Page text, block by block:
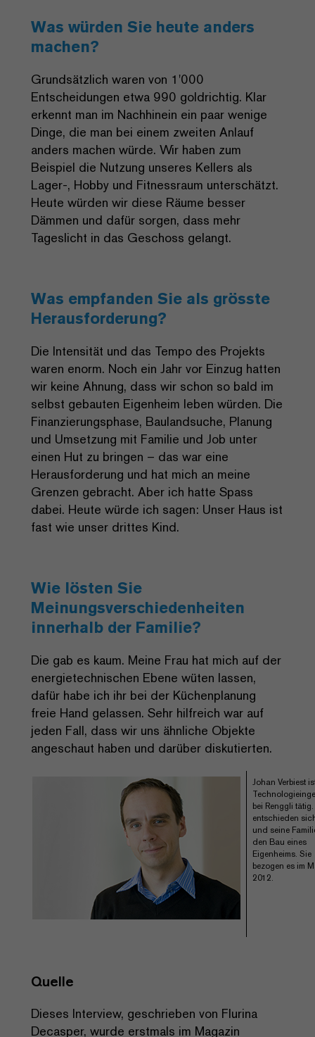
Was würden Sie heute anders
machen?
Grundsätzlich waren von 1'000
Entscheidungen etwa 990 goldrichtig. Klar
erkennt man im Nachhinein ein paar wenige
Dinge, die man bei einem zweiten Anlauf
anders machen würde. Wir haben zum
Beispiel die Nutzung unseres Kellers als
Lager-, Hobby und Fitnessraum unterschätzt.
Heute würden wir diese Räume besser
Dämmen und dafür sorgen, dass mehr
Tageslicht in das Geschoss gelangt.
Was empfanden Sie als grösste
Herausforderung?
Die Intensität und das Tempo des Projekts
waren enorm. Noch ein Jahr vor Einzug hatten
wir keine Ahnung, dass wir schon so bald im
selbst gebauten Eigenheim leben würden. Die
Finanzierungsphase, Baulandsuche, Planung
und Umsetzung mit Familie und Job unter
einen Hut zu bringen – das war eine
Herausforderung und hat mich an meine
Grenzen gebracht. Aber ich hatte Spass
dabei. Heute würde ich sagen: Unser Haus ist
fast wie unser drittes Kind.
Wie lösten Sie
Meinungsverschiedenheiten
innerhalb der Familie?
Die gab es kaum. Meine Frau hat mich auf der
energietechnischen Ebene wüten lassen,
dafür habe ich ihr bei der Küchenplanung
freie Hand gelassen. Sehr hilfreich war auf
jeden Fall, dass wir uns ähnliche Objekte
angeschaut haben und darüber diskutierten.
Johan Verbiest
bei Renggli
entschieden
und seine
den Bau eines
Eigenheims. Sie
bezogen es im
2012.
Quelle
Dieses Interview, geschrieben von Flurina
Decasper, wurde erstmals im Magazin